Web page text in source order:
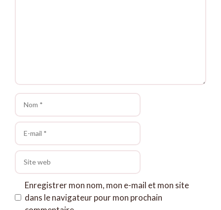
Nom
E-
mail
Site
web
Enregistrer mon nom, mon e-mail et mon site
dans le navigateur pour mon prochain